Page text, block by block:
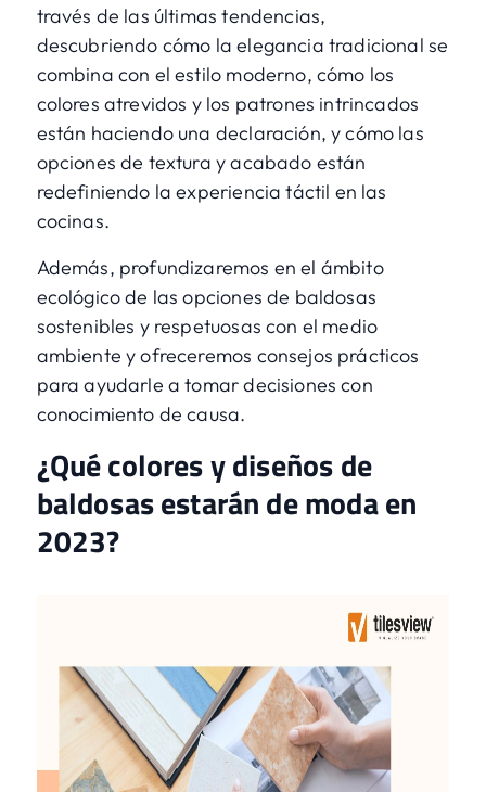
través de las últimas tendencias,
descubriendo cómo la elegancia tradicional se
combina con el estilo moderno, cómo los
colores atrevidos y los patrones intrincados
están haciendo una declaración, y cómo las
opciones de textura y acabado están
redefiniendo la experiencia táctil en las
cocinas.
Además, profundizaremos en el ámbito
ecológico de las opciones de baldosas
sostenibles y respetuosas con el medio
ambiente y ofreceremos consejos prácticos
para ayudarle a tomar decisiones con
conocimiento de causa.
¿Qué colores y diseños de
baldosas estarán de moda en
2023?